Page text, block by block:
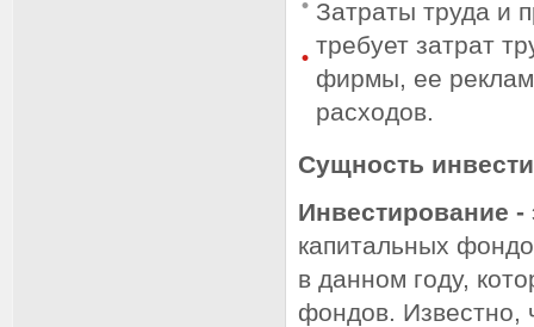
Затраты труда и
требует затрат
фирмы, ее
расходов.
Сущность
Инвестирование -
капитальных
в данном году,
фондов. Известно,